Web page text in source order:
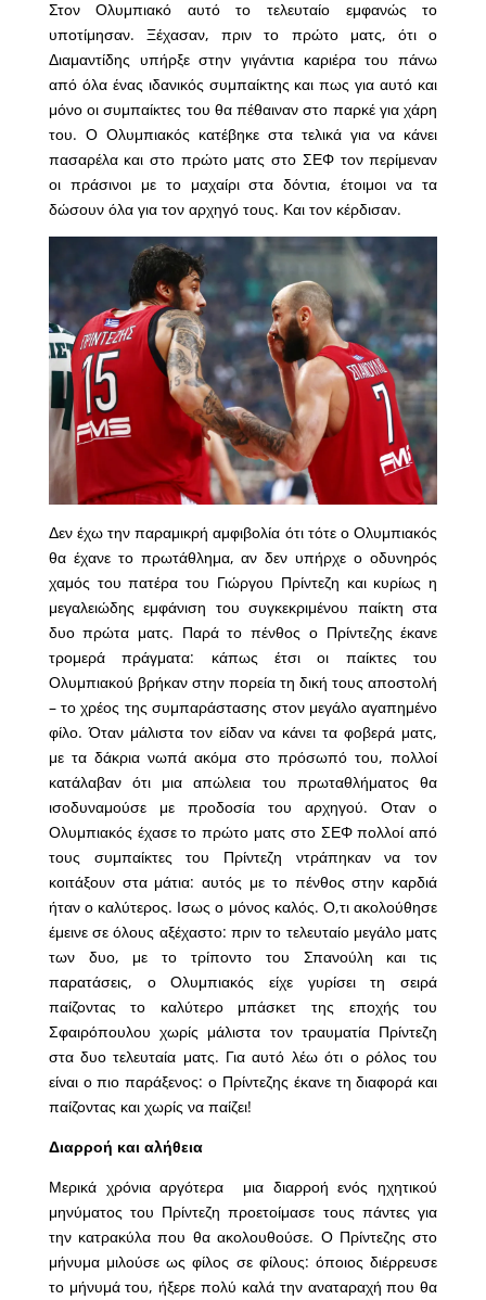
Στον Ολυμπιακό αυτό το τελευταίο εμφανώς το
υποτίμησαν. Ξέχασαν, πριν το πρώτο ματς, ότι ο
Διαμαντίδης υπήρξε στην γιγάντια καριέρα του πάνω
από όλα ένας ιδανικός συμπαίκτης και πως για αυτό και
μόνο οι συμπαίκτες του θα πέθαιναν στο παρκέ για χάρη
του. Ο Ολυμπιακός κατέβηκε στα τελικά για να κάνει
πασαρέλα και στο πρώτο ματς στο ΣΕΦ τον περίμεναν
οι πράσινοι με το μαχαίρι στα δόντια, έτοιμοι να τα
δώσουν όλα για τον αρχηγό τους. Και τον κέρδισαν.
Δεν έχω την παραμικρή αμφιβολία ότι τότε ο Ολυμπιακός
θα έχανε το πρωτάθλημα, αν δεν υπήρχε ο οδυνηρός
χαμός του πατέρα του Γιώργου Πρίντεζη και κυρίως η
μεγαλειώδης εμφάνιση του συγκεκριμένου παίκτη στα
δυο πρώτα ματς. Παρά το πένθος ο Πρίντεζης έκανε
τρομερά πράγματα: κάπως έτσι οι παίκτες του
Ολυμπιακού βρήκαν στην πορεία τη δική τους αποστολή
– το χρέος της συμπαράστασης στον μεγάλο αγαπημένο
φίλο. Όταν μάλιστα τον είδαν να κάνει τα φοβερά ματς,
με τα δάκρια νωπά ακόμα στο πρόσωπό του, πολλοί
κατάλαβαν ότι μια απώλεια του πρωταθλήματος θα
ισοδυναμούσε με προδοσία του αρχηγού. Οταν ο
Ολυμπιακός έχασε το πρώτο ματς στο ΣΕΦ πολλοί από
τους συμπαίκτες του Πρίντεζη ντράπηκαν να τον
κοιτάξουν στα μάτια: αυτός με το πένθος στην καρδιά
ήταν ο καλύτερος. Ισως ο μόνος καλός. Ο,τι ακολούθησε
έμεινε σε όλους αξέχαστο: πριν το τελευταίο μεγάλο ματς
των δυο, με το τρίποντο του Σπανούλη και τις
παρατάσεις, ο Ολυμπιακός είχε γυρίσει τη σειρά
παίζοντας το καλύτερο μπάσκετ της εποχής του
Σφαιρόπουλου χωρίς μάλιστα τον τραυματία Πρίντεζη
στα δυο τελευταία ματς. Για αυτό λέω ότι ο ρόλος του
είναι ο πιο παράξενος: ο Πρίντεζης έκανε τη διαφορά και
παίζοντας και χωρίς να παίζει!
Διαρροή και αλήθεια
Μερικά χρόνια αργότερα μια διαρροή ενός ηχητικού
μηνύματος του Πρίντεζη προετοίμασε τους πάντες για
την κατρακύλα που θα ακολουθούσε. Ο Πρίντεζης στο
μήνυμα μιλούσε ως φίλος σε φίλους: όποιος διέρρευσε
το μήνυμά του, ήξερε πολύ καλά την αναταραχή που θα